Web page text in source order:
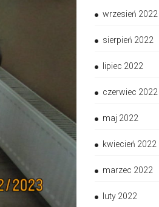
wrzesień 2022
sierpień 2022
lipiec 2022
czerwiec 2022
maj 2022
kwiecień 2022
marzec 2022
luty 2022